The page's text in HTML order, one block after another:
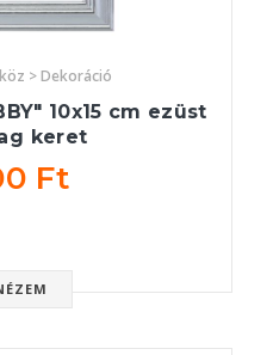
> Dekoráció
10x15 cm ezüst
keret
Ft